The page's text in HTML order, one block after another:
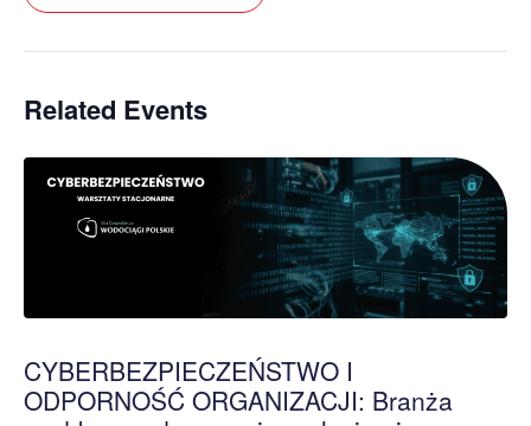
Related Events
CYBERBEZPIECZEŃSTWO I
ODPORNOŚĆ ORGANIZACJI: Branża